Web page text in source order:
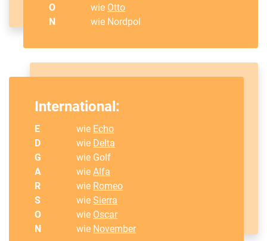
O
wie Otto
N
wie Nordpol
International:
E wie Echo
D
wie Delta
G
wie Golf
A
wieAlfa
R
wie Romeo
S
wieSierra
O
wie Oscar
N
wie November